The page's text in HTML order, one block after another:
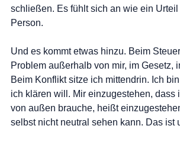
schließen. Es fühlt sich an wie ein
Person.
Und es kommt etwas hinzu. Beim
Problem außerhalb von mir, im Gesetz,
Beim Konflikt sitze ich mittendrin. Ich
ich klären will. Mir einzugestehen, dass
von außen brauche, heißt
selbst nicht neutral sehen kann. Das ist